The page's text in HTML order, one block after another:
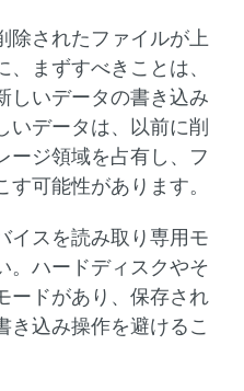
除されたファイルが上
まずすべきことは、
しいデータの書き込み
いデータは、以前に削
ージ領域を占有し、フ
可能性があります。
イスを読み取り専用モ
。ハードディスクやそ
ードがあり、保存され
き込み操作を避けるこ